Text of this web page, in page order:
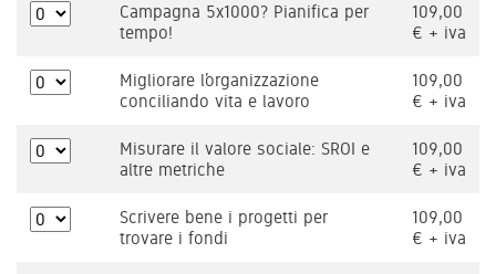
Campagna 5x1000? Pianifica per
tempo!
109,00
€ + iva
Migliorare l’organizzazione
conciliando vita e lavoro
109,00
€ + iva
Misurare il valore sociale: SROI e
altre metriche
109,00
€ + iva
Scrivere bene i progetti per
trovare i fondi
109,00
€ + iva